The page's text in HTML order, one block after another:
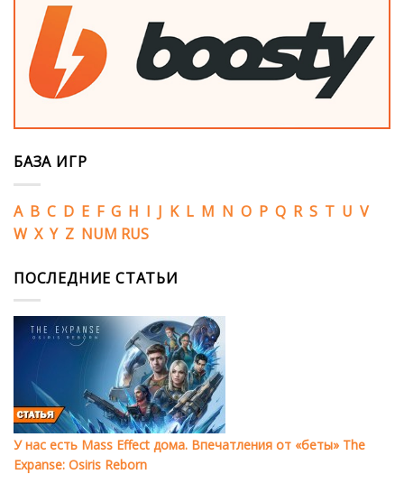
БАЗА ИГР
A B C D E F G H I J K L M N O P Q R S T U V
W X Y Z NUM RUS
ПОСЛЕДНИЕ СТАТЬИ
У нас есть Mass Effect дома. Впечатления от «беты» The
Expanse: Osiris Reborn